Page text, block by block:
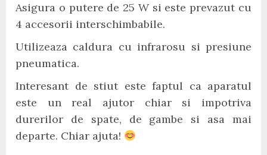
Asigura o putere de 25 W si este prevazut cu
4 accesorii interschimbabile.
Utilizeaza caldura cu infrarosu si presiune
pneumatica.
Interesant de stiut este faptul ca aparatul
este un real ajutor chiar si impotriva
durerilor de spate, de gambe si asa mai
departe. Chiar ajuta!